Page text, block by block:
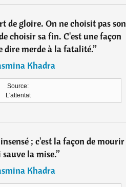
de gloire. On ne choisit pas son
choisir sa fin. C'est une façon
dire merde à la fatalité.”
Khadra
Source:
L'attentat
; c'est la façon de mourir
la mise.”
Khadra